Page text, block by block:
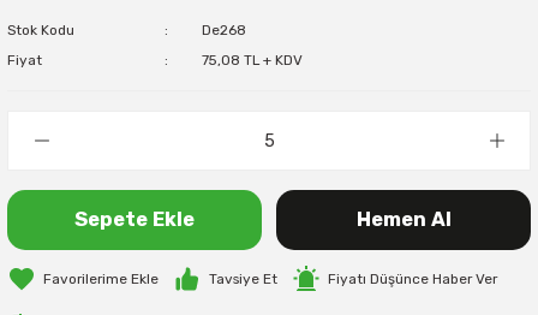
Stok Kodu
De268
Fiyat
75,08 TL + KDV
Sepete Ekle Hemen Al
Tavsiye Et Fiyatı Düşünce Haber Ver